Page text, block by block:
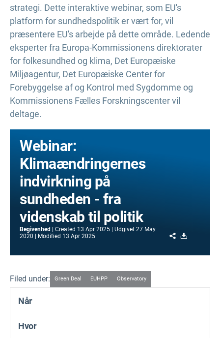
strategi. Dette interaktive webinar, som EU's
platform for sundhedspolitik er vært for, vil
præsentere EU's arbejde på dette område. Ledende
eksperter fra Europa-Kommissionens direktorater
for folkesundhed og klima, Det Europæiske
Miljøagentur, Det Europæiske Center for
Forebyggelse af og Kontrol med Sygdomme og
Kommissionens Fælles Forskningscenter vil
deltage.
Webinar:
Klimaændringernes
indvirkning på
sundheden - fra
videnskab til politik
Begivenhed Created 13 Apr 2025 Udgivet 27 May
2020
Modified 13 Apr 2025 Share
Filed under: Green Deal EUHPP Observatory
Når
Hvor